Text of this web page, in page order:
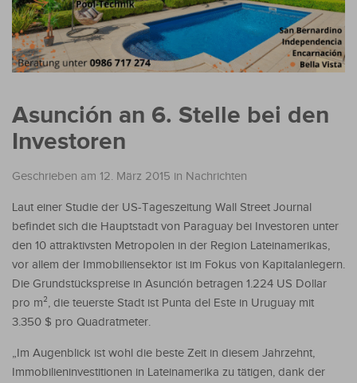
Asunción an 6. Stelle bei den
Investoren
Geschrieben am 12. März 2015 in Nachrichten
Laut einer Studie der US-Tageszeitung Wall Street Journal
befindet sich die Hauptstadt von Paraguay bei Investoren unter
den 10 attraktivsten Metropolen in der Region Lateinamerikas,
vor allem der Immobiliensektor ist im Fokus von Kapitalanlegern.
Die Grundstückspreise in Asunción betragen 1.224 US Dollar
pro m², die teuerste Stadt ist Punta del Este in Uruguay mit
3.350 $ pro Quadratmeter.
„Im Augenblick ist wohl die beste Zeit in diesem Jahrzehnt,
Immobilieninvestitionen in Lateinamerika zu tätigen, dank der